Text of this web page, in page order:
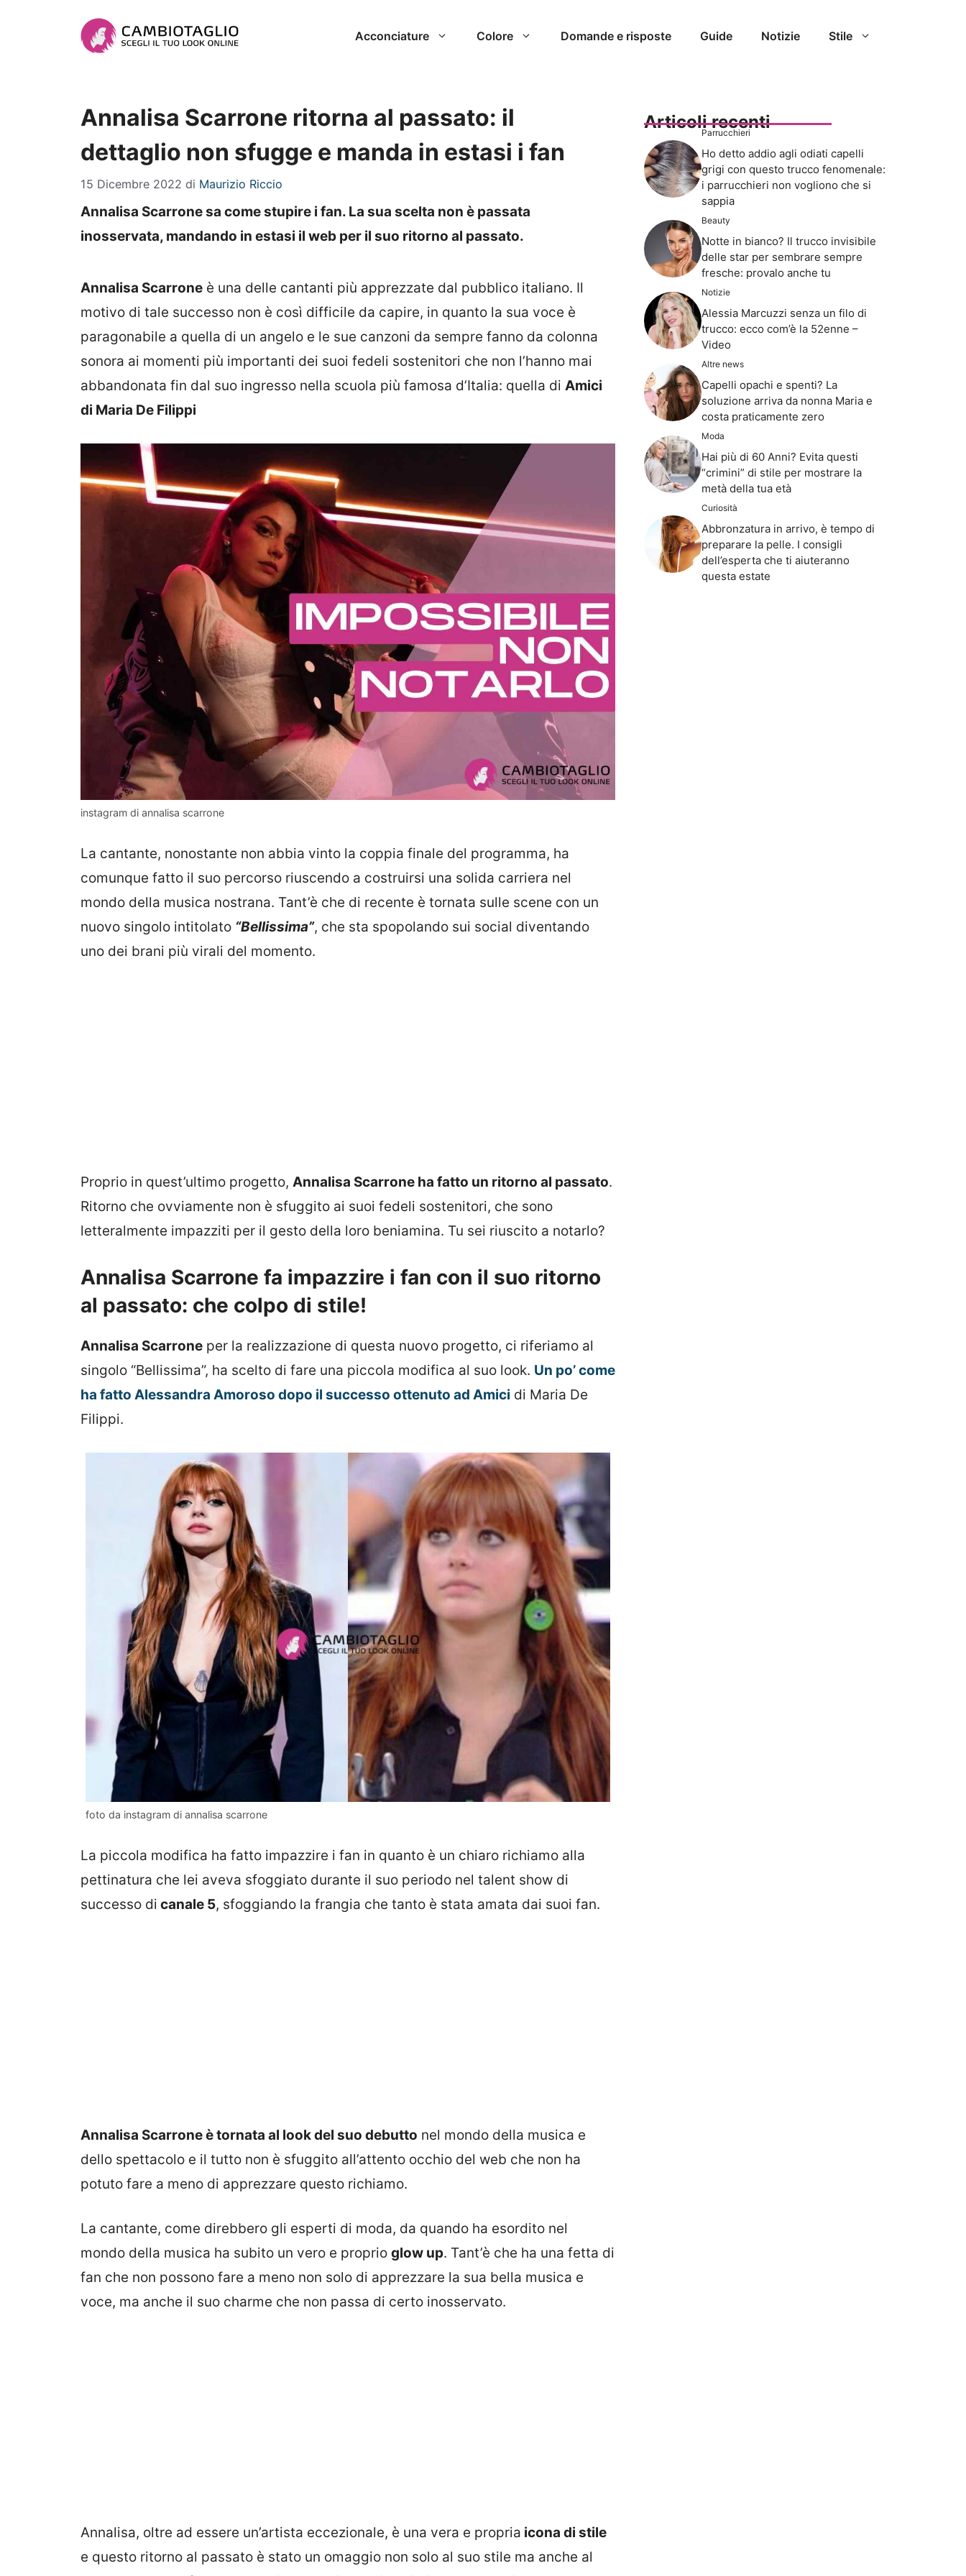
Acconciature Colore Domande e risposte Guide Notizie Stile
Annalisa Scarrone ritorna al passato: il
dettaglio non sfugge e manda in estasi i fan
15 Dicembre 2022 di Maurizio Riccio
Annalisa Scarrone sa come stupire i fan. La sua scelta non è passata
inosservata, mandando in estasi il web per il suo ritorno al passato.
Annalisa Scarrone è una delle cantanti più apprezzate dal pubblico italiano. Il
motivo di tale successo non è così difficile da capire, in quanto la sua voce è
paragonabile a quella di un angelo e le sue canzoni da sempre fanno da colonna
sonora ai momenti più importanti dei suoi fedeli sostenitori che non l’hanno mai
abbandonata fin dal suo ingresso nella scuola più famosa d’Italia: quella di Amici
di Maria De Filippi
instagram di annalisa scarrone
La cantante, nonostante non abbia vinto la coppia finale del programma, ha
comunque fatto il suo percorso riuscendo a costruirsi una solida carriera nel
mondo della musica nostrana. Tant’è che di recente è tornata sulle scene con un
nuovo singolo intitolato “Bellissima”, che sta spopolando sui social diventando
uno dei brani più virali del momento.
Proprio in quest’ultimo progetto, Annalisa Scarrone ha fatto un ritorno al passato.
Ritorno che ovviamente non è sfuggito ai suoi fedeli sostenitori, che sono
letteralmente impazziti per il gesto della loro beniamina. Tu sei riuscito a notarlo?
Annalisa Scarrone fa impazzire i fan con il suo ritorno
al passato: che colpo di stile!
Annalisa Scarrone per la realizzazione di questa nuovo progetto, ci riferiamo al
singolo “Bellissima”, ha scelto di fare una piccola modifica al suo look. Un po’ come
ha fatto Alessandra Amoroso dopo il successo ottenuto ad Amici di Maria De
Filippi.
foto da instagram di annalisa scarrone
La piccola modifica ha fatto impazzire i fan in quanto è un chiaro richiamo alla
pettinatura che lei aveva sfoggiato durante il suo periodo nel talent show di
successo di canale 5, sfoggiando la frangia che tanto è stata amata dai suoi fan.
Annalisa Scarrone è tornata al look del suo debutto nel mondo della musica e
dello spettacolo e il tutto non è sfuggito all’attento occhio del web che non ha
potuto fare a meno di apprezzare questo richiamo.
La cantante, come direbbero gli esperti di moda, da quando ha esordito nel
mondo della musica ha subito un vero e proprio glow up. Tant’è che ha una fetta di
fan che non possono fare a meno non solo di apprezzare la sua bella musica e
voce, ma anche il suo charme che non passa di certo inosservato.
Annalisa, oltre ad essere un’artista eccezionale, è una vera e propria icona di stile
e questo ritorno al passato è stato un omaggio non solo al suo stile ma anche al
Articoli recenti
Parrucchieri
Ho detto addio agli odiati capelli
grigi con questo trucco fenomenale:
i parrucchieri non vogliono che si
sappia
Beauty
Notte in bianco? Il trucco invisibile
delle star per sembrare sempre
fresche: provalo anche tu
Notizie
Alessia Marcuzzi senza un filo di
trucco: ecco com’è la 52enne –
Video
Altre news
Capelli opachi e spenti? La
soluzione arriva da nonna Maria e
costa praticamente zero
Moda
Hai più di 60 Anni? Evita questi
“crimini” di stile per mostrare la
metà della tua età
Curiosità
Abbronzatura in arrivo, è tempo di
preparare la pelle. I consigli
dell’esperta che ti aiuteranno
questa estate